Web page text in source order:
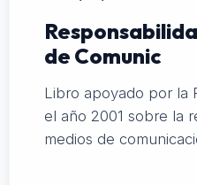
de Comunic
Libro apoyado por la
el año 2001 sobre la
medios de